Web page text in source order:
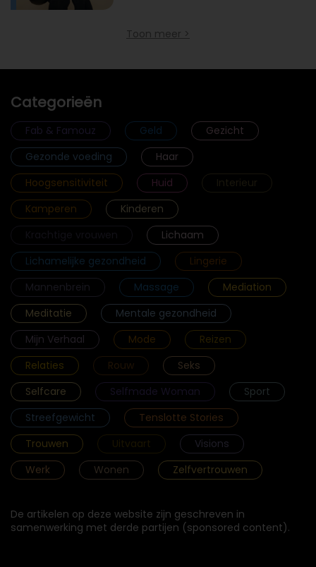
Toon meer >
Categorieën
Fab & Famouz Geld
Gezicht
Gezonde voeding
Haar
Hoogsensitiviteit
Huid
Interieur
Kamperen
Kinderen
Lichaam
Lichamelijke gezondheid
Lingerie
Mannenbrein
Massage
Mediation
Meditatie
Mentale gezondheid
Mijn Verhaal
Mode
Reizen
Relaties
Rouw
Seks
Selfcare
Selfmade Woman
Sport
Streefgewicht
Tenslotte Stories
Trouwen
Uitvaart
Visions
Werk
Wonen Zelfvertrouwen
De artikelen op deze website zijn geschreven in
samenwerking met derde partijen (sponsored content).